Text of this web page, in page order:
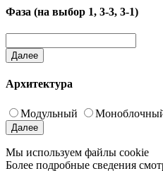
Фаза (на выбор 1, 3-3, 3-1)
Далее
Архитектура
Модульный
Далее
Мы используем файлы cookie
Более подробные сведения